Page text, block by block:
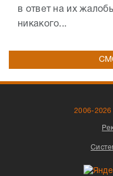
в ответ на их
никакого...
2006-